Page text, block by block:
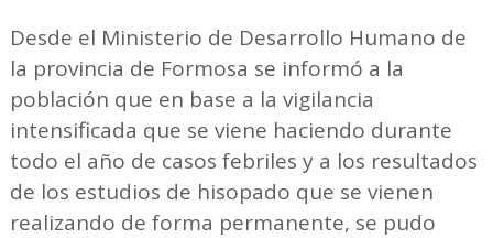
Desde el Ministerio de Desarrollo Humano de
la provincia de Formosa se informó a la
población que en base a la vigilancia
intensificada que se viene haciendo durante
todo el año de casos febriles y a los resultados
de los estudios de hisopado que se vienen
realizando de forma permanente, se pudo